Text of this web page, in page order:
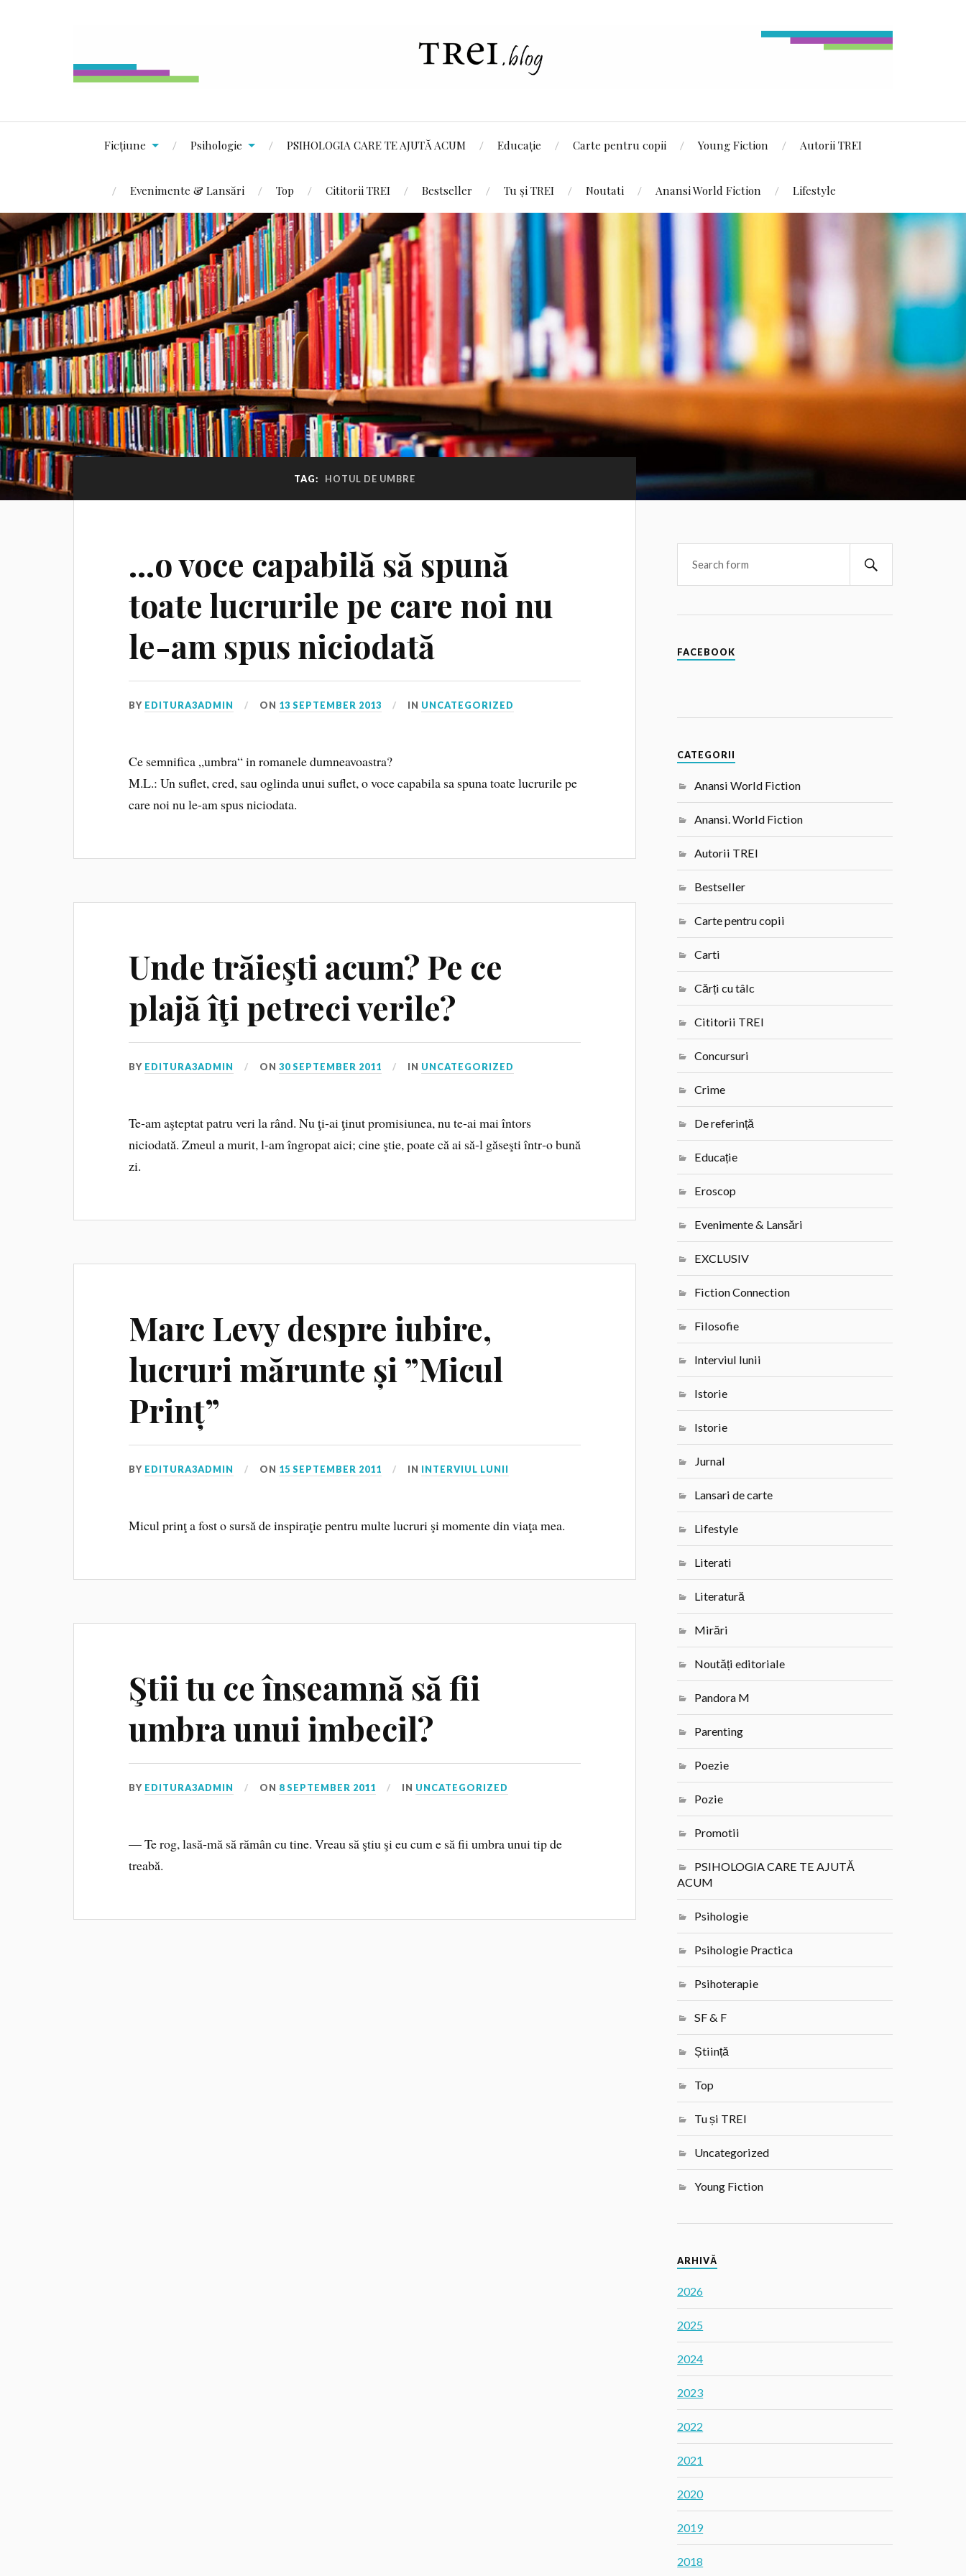
Ficțiune Psihologie PSIHOLOGIA CARE TE AJUTĂ ACUM Educație Carte pentru copii Young Fiction Autorii TREI
Evenimente & Lansări Top Cititorii TREI Bestseller Tu și TREI Noutati Anansi World Fiction Lifestyle
TAG: HOTUL DE UMBRE
…o voce capabilă să spună
toate lucrurile pe care noi nu
le-am spus niciodată
BY EDITURA3ADMIN ON 13 SEPTEMBER 2013 IN UNCATEGORIZED
Ce semnifica „umbra“ in romanele dumneavoastra?
M.L.: Un suflet, cred, sau oglinda unui suflet, o voce capabila sa spuna toate lucrurile pe
care noi nu le-am spus niciodata.
Unde trăieşti acum? Pe ce
plajă îţi petreci verile?
BY EDITURA3ADMIN ON30 SEPTEMBER 2011 IN UNCATEGORIZED
Te‑am aşteptat patru veri la rând. Nu ţi‑ai ţinut promisiunea, nu te‑ai mai întors
niciodată. Zmeul a murit, l‑am îngropat aici; cine ştie, poate că ai să‑l găseşti într‑o bună
zi.
Marc Levy despre iubire,
lucruri mărunte și ”Micul
Prinț”
BY EDITURA3ADMIN ON 15 SEPTEMBER 2011 IN INTERVIUL LUNII
Micul prinţ a fost o sursă de inspiraţie pentru multe lucruri şi momente din viaţa mea.
Ştii tu ce înseamnă să fii
umbra unui imbecil?
BY EDITURA3ADMIN ON 8 SEPTEMBER 2011 IN UNCATEGORIZED
— Te rog, lasă‑mă să rămân cu tine. Vreau să ştiu şi eu cum e să fii umbra unui tip de
treabă.
FACEBOOK
CATEGORII
Anansi World Fiction
Anansi. World Fiction
Autorii TREI
Bestseller
Carte pentru copii
Carti
Cărți cu tâlc
Cititorii TREI
Concursuri
Crime
De referință
Educație
Eroscop
Evenimente & Lansări
EXCLUSIV
Fiction Connection
Filosofie
Interviul lunii
Istorie
Istorie
Jurnal
Lansari de carte
Lifestyle
Literati
Literatură
Mirări
Noutăți editoriale
Pandora M
Parenting
Poezie
Pozie
Promotii
PSIHOLOGIA CARE TE AJUTĂ
ACUM
Psihologie
Psihologie Practica
Psihoterapie
SF & F
Știință
Top
Tu și TREI
Uncategorized
Young Fiction
ARHIVĂ
2026
2025
2024
2023
2022
2021
2020
2019
2018